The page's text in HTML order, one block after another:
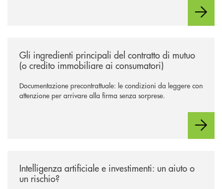
Gli ingredienti principali del contratto di mutuo
(o credito immobiliare ai consumatori)
Documentazione precontrattuale: le condizioni da leggere con
attenzione per arrivare alla firma senza sorprese.
Intelligenza artificiale e investimenti: un aiuto o
un rischio?